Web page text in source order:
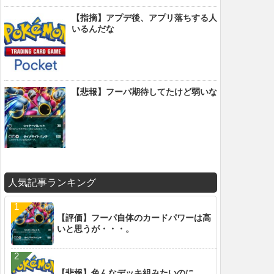
【指摘】アプデ後、アプリ落ちする人
いるんだな
【悲報】フーパ期待してたけど弱いな
人気記事ランキング
【評価】フーパ自体のカードパワーは高
いと思うが・・・。